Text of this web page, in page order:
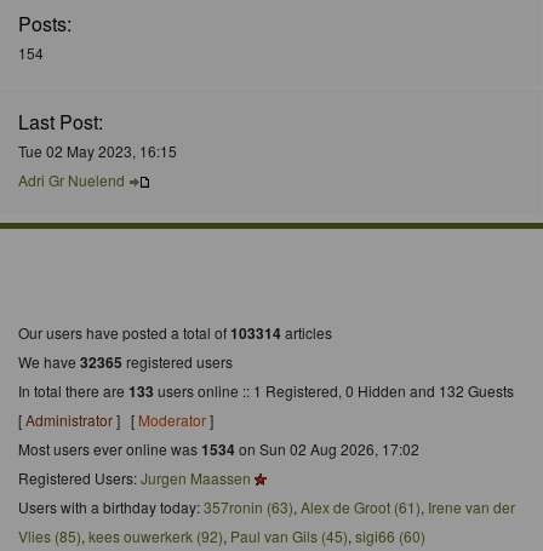
Posts:
154
Last Post:
Tue 02 May 2023, 16:15
Adri Gr Nuelend
Our users have posted a total of103314articles
We have 32365 registered users
In total there are 133 users online :: 1 Registered, 0 Hidden and 132 Guests
[Administrator] [ Moderator]
Most users ever online was1534on Sun 02 Aug 2026, 17:02
Registered Users:Jurgen Maassen
Users with a birthday today:357ronin (63), Alex de Groot (61), Irene van der
Vlies (85), kees ouwerkerk (92), Paul van Gils (45), sigi66 (60)